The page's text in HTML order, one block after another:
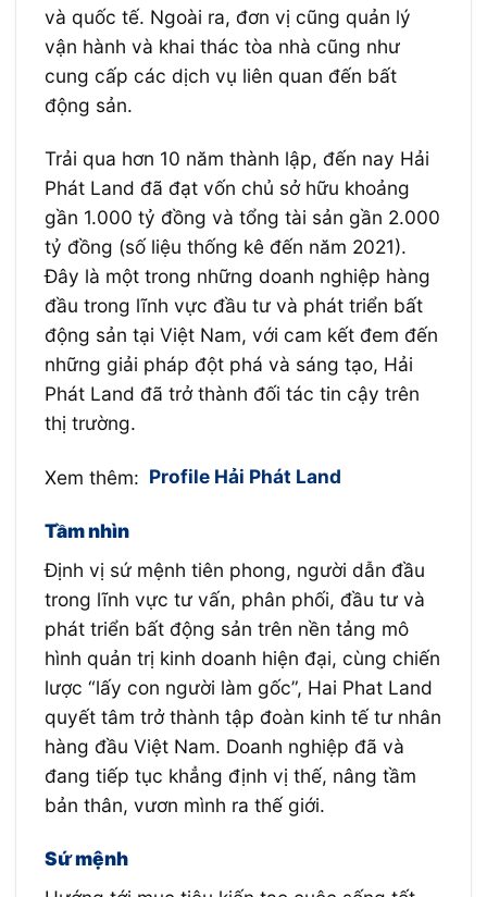
và quốc tế. Ngoài ra, đơn vị cũng quản lý
vận hành và khai thác tòa nhà cũng như
cung cấp các dịch vụ liên quan đến bất
động sản.
Trải qua hơn 10 năm thành lập, đến nay Hải
Phát Land đã đạt vốn chủ sở hữu khoảng
gần 1.000 tỷ đồng và tổng tài sản gần 2.000
tỷ đồng (số liệu thống kê đến năm 2021).
Đây là một trong những doanh nghiệp hàng
đầu trong lĩnh vực đầu tư và phát triển bất
động sản tại Việt Nam, với cam kết đem đến
những giải pháp đột phá và sáng tạo, Hải
Phát Land đã trở thành đối tác tin cậy trên
thị trường.
Xem thêm: Profile Hải Phát Land
Tầm nhìn
Định vị sứ mệnh tiên phong, người dẫn đầu
trong lĩnh vực tư vấn, phân phối, đầu tư và
phát triển bất động sản trên nền tảng mô
hình quản trị kinh doanh hiện đại, cùng chiến
lược “lấy con người làm gốc”, Hai Phat Land
quyết tâm trở thành tập đoàn kinh tế tư nhân
hàng đầu Việt Nam. Doanh nghiệp đã và
đang tiếp tục khẳng định vị thế, nâng tầm
bản thân, vươn mình ra thế giới.
Sứ mệnh